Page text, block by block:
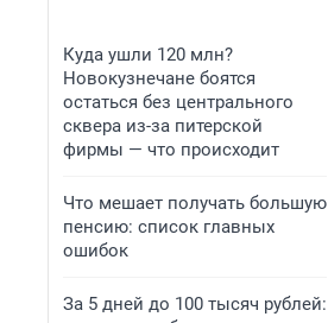
Куда ушли 120 млн?
Новокузнечане боятся
остаться без центрального
сквера из-за питерской
фирмы — что происходит
Что мешает получать большую
пенсию: список главных
ошибок
За 5 дней до 100 тысяч рублей: